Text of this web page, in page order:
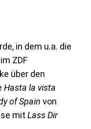
in dem u.a. die
ZDF
über den
Hasta la vista
of Spain von
mit Lass Dir